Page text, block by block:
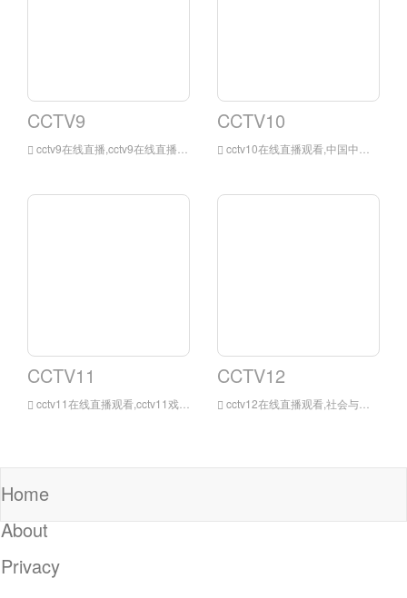
CCTV9
cctv9在线直播,cctv9在线直播在线直播电视是中国中央电视台拥有的两条以播放纪录片为主的频道，分为中文纪录频道（中文版）和英语纪录频道（英文版），为中国中央电视台开播的以全天24小时不间断播放纪
CCTV10
cctv10在线直播观看,中国中央电视台科教频道中华人民共和国政府“科教兴国”方略，以提高国民素质为宗旨，以教育、科学、文化为题材内容的专业电视频道。
CCTV11
cctv11在线直播观看,cctv11戏曲频道全天24小时不间断滚动播出，是中国覆盖面最广、影响力、最大的专业性戏曲频道。
CCTV12
cctv12在线直播观看,社会与法频道将努力做到贴近实际、贴近生活，努力做到好看、有用。它将依托中央电视台长期积累的传播资源，以社会、道德、法律等为主要内容，以新闻、专题、访谈、现场直
Home
About
Privacy